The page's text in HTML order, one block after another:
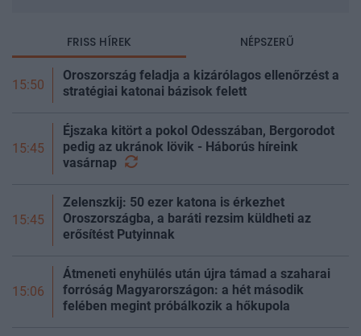
FRISS HÍREK NÉPSZERŰ
15:50
Oroszország feladja a kizárólagos ellenőrzést a
stratégiai katonai bázisok felett
15:45
Éjszaka kitört a pokol Odesszában, Bergorodot
pedig az ukránok lövik - Háborús híreink
vasárnap
15:45
Zelenszkij: 50 ezer katona is érkezhet
Oroszországba, a baráti rezsim küldheti az
erősítést Putyinnak
15:06
Átmeneti enyhülés után újra támad a szaharai
forróság Magyarországon: a hét második
felében megint próbálkozik a hőkupola